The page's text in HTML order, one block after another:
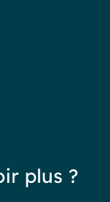
plus ?